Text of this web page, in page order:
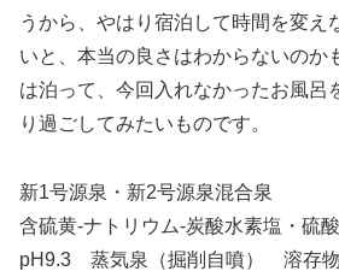
うから、やはり宿泊して時間を変え
いと、本当の良さはわからないのか
は泊って、今回入れなかったお風呂
り過ごしてみたいものです。
新1号源泉・新2号源泉混合泉
含硫黄-ナトリウム-炭酸水素塩・
pH9.3 蒸気泉（掘削自噴） 溶存